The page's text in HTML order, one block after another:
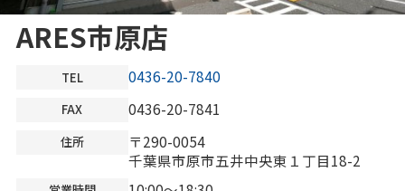
ARES市原店
TEL 0436-20-7840
FAX 0436-20-7841
住所
〒290-0054
千葉県市原市五井中央東１丁目18-2